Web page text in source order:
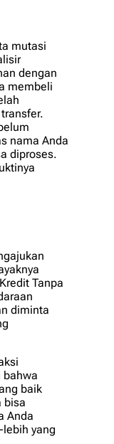
mutasi
dengan
membeli
nama Anda
diproses.
Tanpa
diminta
bahwa
baik
bisa
Anda
yang